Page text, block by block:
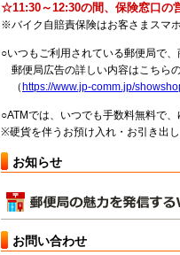
☆11:30～12:30の間、保険窓口の
※バイク自賠責保険はお客さまスマ
○いつもご利用されている郵便局で
郵便局広告の詳しい内容はこちら
（ https://www.jp-comm.jp/
○ATMでは、いつでも手数料無料で
※硬貨を伴うお預け入れ・お引き出
お知らせ
お問い合わせ